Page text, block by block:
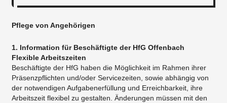
Pflege von Angehörigen
1. Information für Beschäftigte der HfG Offenbach
Flexible Arbeitszeiten
Beschäftigte der HfG haben die Möglichkeit im Rahmen ihrer
Präsenzpflichten und/oder Servicezeiten, sowie abhängig von
der notwendigen Aufgabenerfüllung und Erreichbarkeit, ihre
Arbeitszeit flexibel zu gestalten. Änderungen müssen mit den